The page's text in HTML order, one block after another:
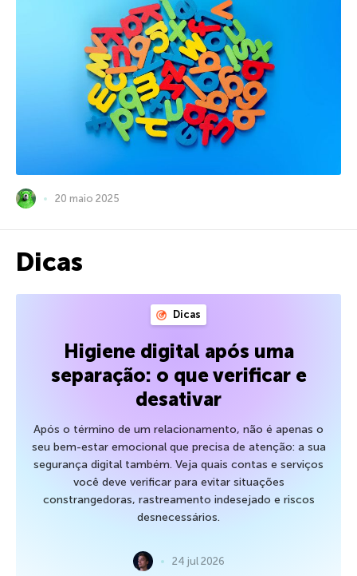
20 maio 2025
Dicas
Dicas
Higiene digital após uma
separação: o que verificar e
desativar
Após o término de um relacionamento, não é apenas o
seu bem-estar emocional que precisa de atenção: a sua
segurança digital também. Veja quais contas e serviços
você deve verificar para evitar situações
constrangedoras, rastreamento indesejado e riscos
desnecessários.
24 jul 2026